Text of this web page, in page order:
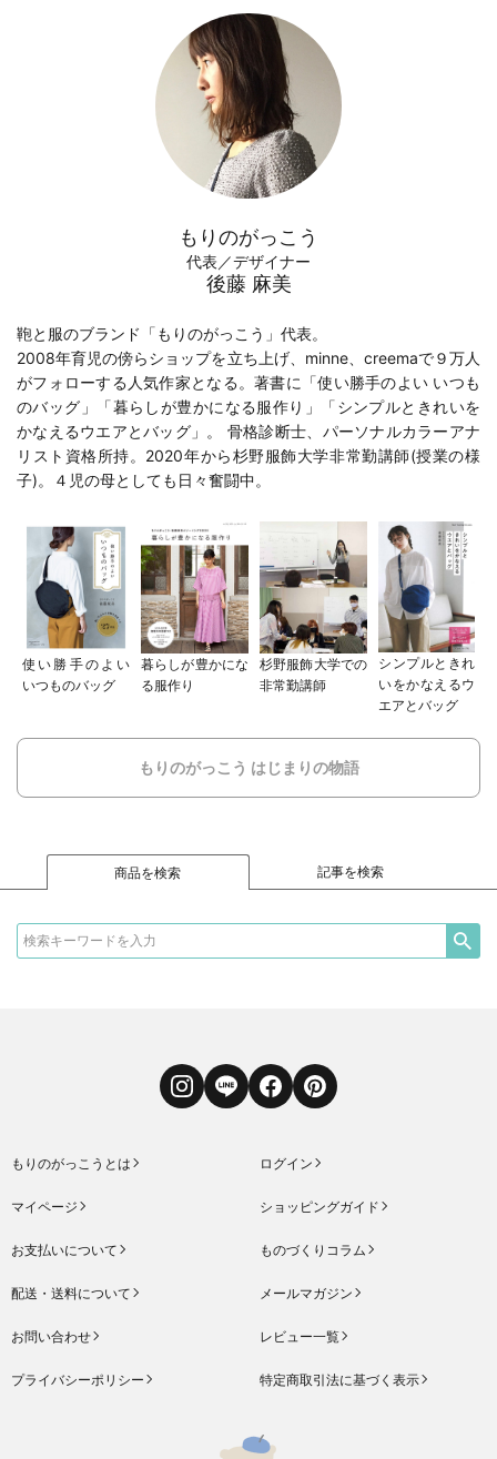
もりのがっこう
代表／デザイナー
後藤 麻美
鞄と服のブランド「もりのがっこう」代表。
2008年育児の傍らショップを立ち上げ、minne、creemaで９万人
がフォローする人気作家となる。著書に「使い勝手のよい いつも
のバッグ 」「暮らしが豊かになる服作り 」「シンプルときれいを
かなえるウエアとバッグ 」。 骨格診断士、パーソナルカラーアナ
リスト資格所持。2020年から杉野服飾大学非常勤講師(授業の様
子)。４児の母としても日々奮闘中。
使い勝手のよい
いつものバッグ
暮らしが豊かにな
る服作り
杉野服飾大学での
非常勤講師
シンプルときれ
いをかなえるウ
エアとバッグ
もりのがっこう はじまりの物語
商品を検索 記事を検索
InstagramLINE FacebookPinterest
もりのがっこうとは ログイン
マイページ ショッピングガイド
お支払いについて ものづくりコラム
配送・送料について メールマガジン
お問い合わせ レビュー一覧
プライバシーポリシー 特定商取引法に基づく表示